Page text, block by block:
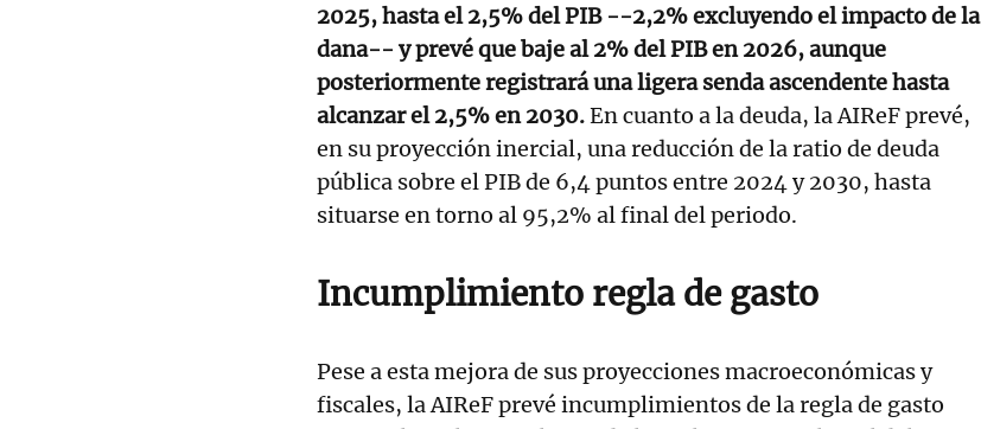
2025, hasta el 2,5% del PIB --2,2% excluyendo el impacto de la
dana-- y prevé que baje al 2% del PIB en 2026, aunque
posteriormente registrará una ligera senda ascendente hasta
alcanzar el 2,5% en 2030.En cuanto a la deuda, la AIReF prevé,
en su proyección inercial, una reducción de la ratio de deuda
pública sobre el PIB de 6,4 puntos entre 2024 y 2030, hasta
situarse en torno al 95,2% al final del periodo.
Incumplimiento regla de gasto
Pese a esta mejora de sus proyecciones macroeconómicas y
fiscales, la AIReF prevé incumplimientos de la regla de gasto